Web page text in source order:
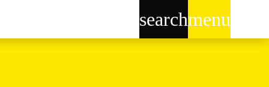
searchmenu